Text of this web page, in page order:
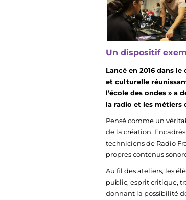
Un dispositif
Lancé en 2016 dans
et culturelle
l’école des ondes » a
la radio et les
Pensé comme un
de la création.
techniciens de Radio
propres contenus
Au fil des ateliers, les
public, esprit critique,
donnant la possibilité